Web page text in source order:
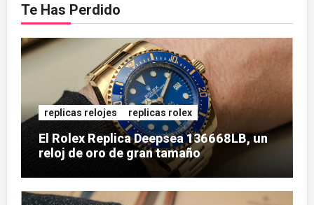
Te Has Perdido
replicas relojes replicas rolex
El Rolex Replica Deepsea 136668LB, un
reloj de oro de gran tamaño